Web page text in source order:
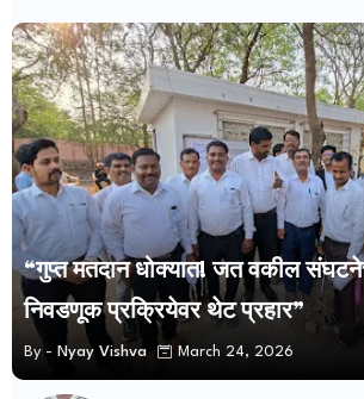
“गुप्त मतदान धोक्यात! जत वकील
निवडणूक प्रक्रियेवर थेट प्रहार”
By - Nyay Vishva March 24, 2026